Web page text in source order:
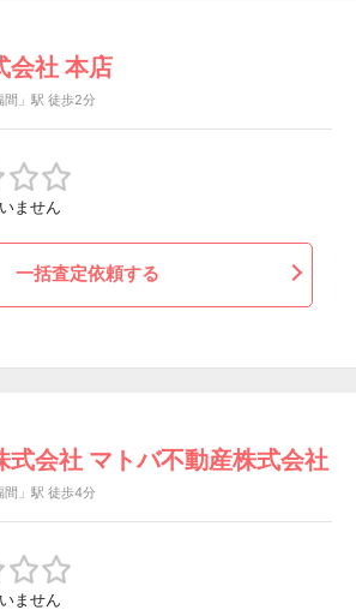
会社 本店
間」駅 徒歩2分
ません
一括査定依頼する
式会社 マトバ不動産株式会社
間」駅 徒歩4分
ません